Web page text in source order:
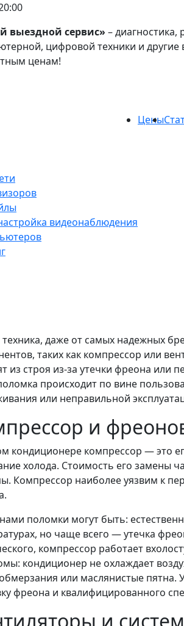
выездной сервис» – диагностика,
цифровой техники и другие
ценам!
видеонаблюдения
Цены
техника, даже от самых надежных
таких как компрессор или
из строя из-за утечки фреона или
происходит по вине
или неправильной
и
кондиционере компрессор — это
холода. Стоимость его замены
Компрессор наиболее уязвим к
поломки могут быть:
но чаще всего — утечка
компрессор работает
кондиционер не охлаждает
или маслянистые пятна.
фреона и квалифицированного
и